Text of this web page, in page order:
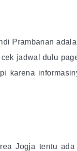
Prambanan
jadwal dulu
karena
Jogja tentu